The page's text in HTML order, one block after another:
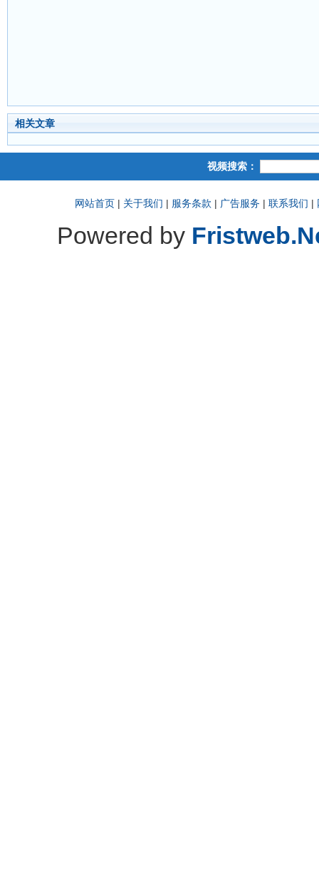
相关文章
视频搜索：
网站首页 | 关于我们 | 服务条款 | 广告服务 |联系我们 |
Powered by